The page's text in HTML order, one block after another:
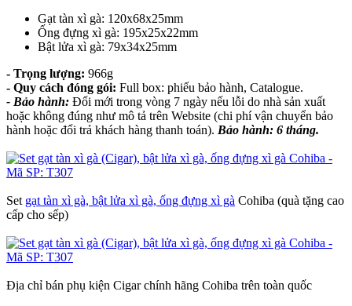
Gạt tàn xì gà: 120x68x25mm
Ống đựng xì gà: 195x25x22mm
Bật lửa xì gà: 79x34x25mm
- Trọng lượng: 966g
- Quy cách đóng gói: Full box: phiếu bảo hành, Catalogue.
- Bảo hành: Đổi mới trong vòng 7 ngày nếu lỗi do nhà sản xuất
hoặc không đúng như mô tả trên Website (chi phí vận chuyển bảo
hành hoặc đổi trả khách hàng thanh toán). Bảo hành: 6 tháng.
Set gạt tàn xì gà, bật lửa xì gà, ống đựng xì gà Cohiba (quà tặng cao
cấp cho sếp)
Địa chỉ bán phụ kiện Cigar chính hãng Cohiba trên toàn quốc